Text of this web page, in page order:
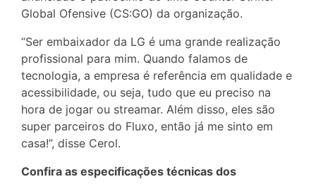
Global Ofensive (CS:GO) da organização.
“Ser embaixador da LG é uma grande realização
profissional para mim. Quando falamos de
tecnologia, a empresa é referência em qualidade e
acessibilidade, ou seja, tudo que eu preciso na
hora de jogar ou streamar. Além disso, eles são
super parceiros do Fluxo, então já me sinto em
casa!”, disse Cerol.
Confira as especificações técnicas dos